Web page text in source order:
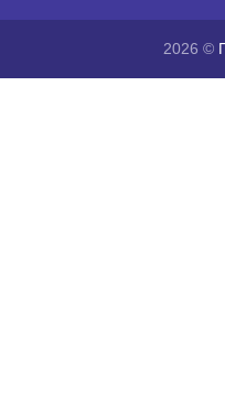
2026 ©